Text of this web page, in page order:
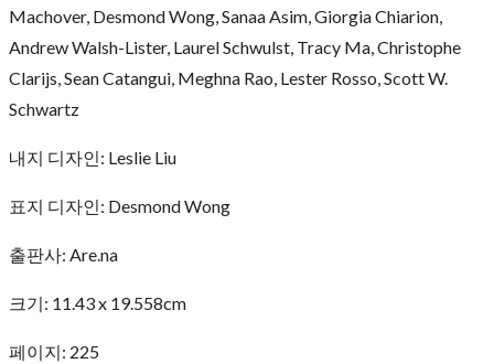
Machover, Desmond Wong, Sanaa Asim, Giorgia Chiarion,
Andrew Walsh-Lister, Laurel Schwulst, Tracy Ma, Christophe
Clarijs, Sean Catangui, Meghna Rao, Lester Rosso, Scott W.
Schwartz
내지 디자인: Leslie Liu
표지 디자인: Desmond Wong
출판사: Are.na
크기: 11.43 x 19.558cm
페이지: 225